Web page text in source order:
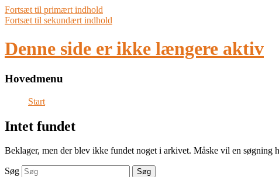
Fortsæt til primært indhold
Fortsæt til sekundært indhold
Denne side er ikke længere aktiv
Hovedmenu
Start
Intet fundet
Beklager, men der blev ikke fundet noget i arkivet. Måske vil en
Søg